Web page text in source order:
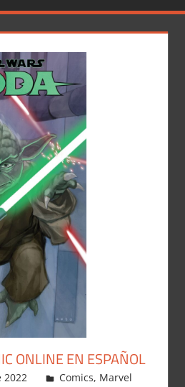
ONLINE EN ESPAÑOL
2022 Carlitox Banana
Comics, Marvel